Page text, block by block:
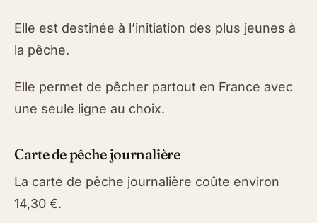
Elle est destinée à l’initiation des plus jeunes à
la pêche.
Elle permet de pêcher partout en France avec
une seule ligne au choix.
Carte de pêche journalière
La carte de pêche journalière coûte environ
14,30 €.